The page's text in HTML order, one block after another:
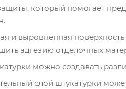
который помогает
и выровненная
адгезию отделочных
можно создавать
слой штукатурки